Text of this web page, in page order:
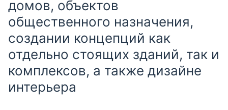
домов, объектов
общественного назначения,
создании концепций как
отдельно стоящих зданий, так и
комплексов, а также дизайне
интерьера